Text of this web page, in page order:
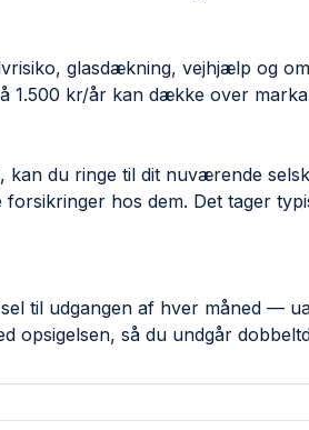
glas­dækning, vejhjælp og
1.500 kr/år kan dække over
du ringe til dit nuværende
hos dem. Det tager
til udgangen af hver måned —
opsigelsen, så du undgår